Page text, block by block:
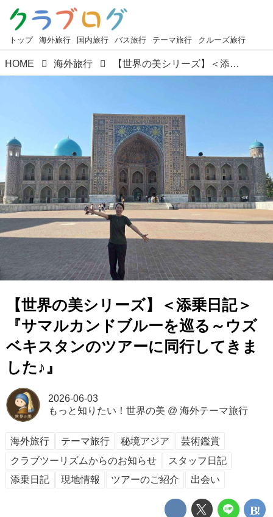
トップ 海外旅行 国内旅行 バス旅行 テーマ旅行 クルーズ旅行
HOME 海外旅行 【世界の美シリーズ】＜添乗日記＞『サマルカンドブルーを巡る～ウズベキスタンのツアーに同行してきました♪』
【世界の美シリーズ】＜添乗日記＞
『サマルカンドブルーを巡る～ウズ
ベキスタンのツアーに同行してきま
した♪』
2026-06-03
もっと知りたい！世界の美 @ 海外テーマ旅行
海外旅行 テーマ旅行 秘境アジア
芸術鑑賞
クラブツーリズムからのお知らせ
スタッフ日記
添乗日記
現地情報 ツアーのご紹介 出会い